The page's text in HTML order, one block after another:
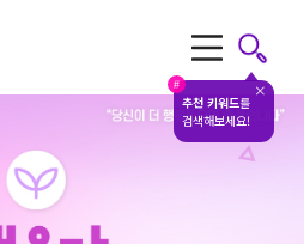
#
추천 키워드를
검색해보세요!